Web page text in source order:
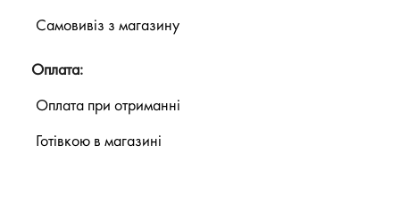
Самовивіз з магазину
Оплата:
Оплата при отриманні
Готівкою в магазині